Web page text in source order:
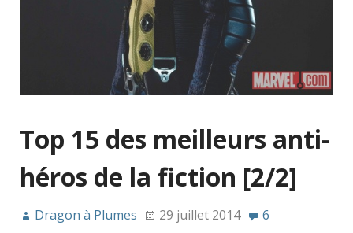
Top 15 des meilleurs anti-
héros de la fiction [2/2]
Dragon à Plumes 29 juillet 2014 6